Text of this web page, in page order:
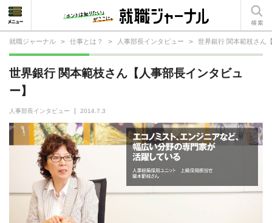
就職ジャーナル > 仕事とは？ > 人事部長インタビュー > 世界銀行 関本範枝さん
世界銀行 関本範枝さん【人事部長インタビュ
ー】
人事部長インタビュー 2014.7.3
就活相談
就活ノウハウ
仕事の選び方・ヒント
仕事とは？
就活コラム